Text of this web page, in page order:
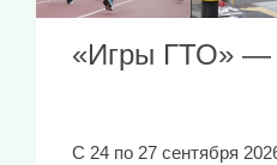
«Игры ГТО» —
С 24 по 27 сентября